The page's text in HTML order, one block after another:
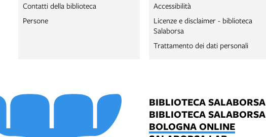
Contatti della biblioteca
Persone
Accessibilità
Licenze e disclaimer - biblioteca
Salaborsa
Trattamento dei dati personali
BIBLIOTECA SALABORSA
BIBLIOTECA
BOLOGNA ONLINE